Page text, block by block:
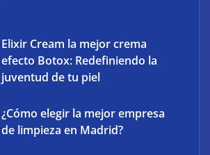
Elixir Cream la mejor crema
efecto Botox: Redefiniendo la
juventud de tu piel
¿Cómo elegir la mejor empresa
de limpieza en Madrid?